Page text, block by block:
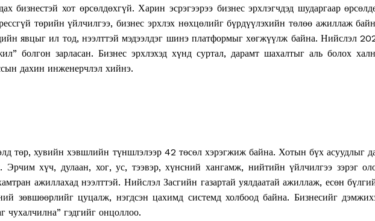
бизнестэй хот өрсөлдөхгүй. Харин эсрэгээрээ бизнес эрхлэгчдэд шударгаар
төрийн үйлчилгээ, бизнес эрхлэх нөхцөлийг бүрдүүлэхийн төлөө ажиллаж
явцыг ил тод, нээлттэй мэдээлдэг шинэ платформыг хөгжүүлж байна. Нийслэл
болгон зарласан. Бизнес эрхлэхэд хүнд суртал, дарамт шахалтыг аль болох
дахин инженерчлэл хийнэ.
төр, хувийн хэвшлийн түншлэлээр 42 төсөл хэрэгжиж байна. Хотын бүх асуудлыг
Эрчим хүч, дулаан, хог, ус, тээвэр, хүнсний хангамж, нийтийн үйлчилгээ зэрэг
ажиллахад нээлттэй. Нийслэл Засгийн газартай уялдаатай ажиллаж, есөн
зөвшөөрлийг цуцалж, нэгдсэн цахимд системд холбоод байна. Бизнесийг
чухалчилна” гэдгийг онцоллоо.